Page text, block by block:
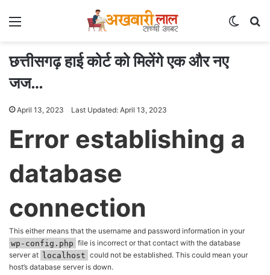
Menu
छत्तीसगढ़ हाई कोर्ट को मिलेंगे एक और नए
जज…
April 13, 2023 Last Updated: April 13, 2023
Error establishing a
database
connection
This either means that the username and password information in your
wp-config.php file is incorrect or that contact with the database
server at localhost could not be established. This could mean your
host’s database server is down.